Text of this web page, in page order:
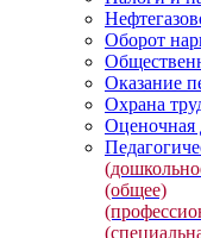
Оборот
Оказание
Охрана
Оценочная
(общее)